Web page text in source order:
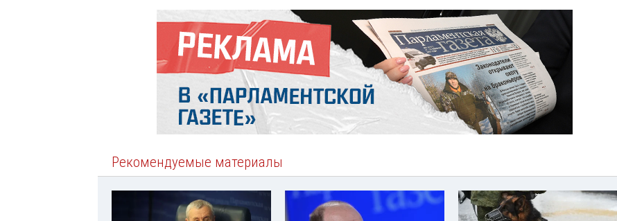
Рекомендуемые материалы